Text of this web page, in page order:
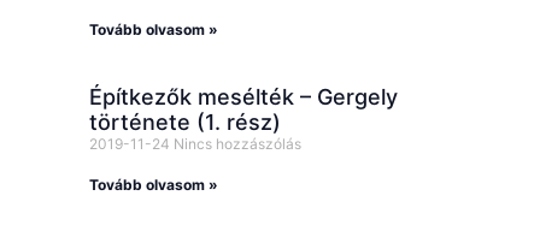
Tovább olvasom »
Építkezők mesélték – Gergely
története (1. rész)
2019-11-24 Nincs hozzászólás
Tovább olvasom »